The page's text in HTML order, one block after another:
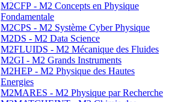
M2CFP - M2 Concepts en Physique
Fondamentale
M2CPS - M2 Système Cyber Physique
M2DS - M2 Data Science
M2FLUIDS - M2 Mécanique des Fluides
M2GI - M2 Grands Instruments
M2HEP - M2 Physique des Hautes
Energies
M2MARES - M2 Physique par Recherche